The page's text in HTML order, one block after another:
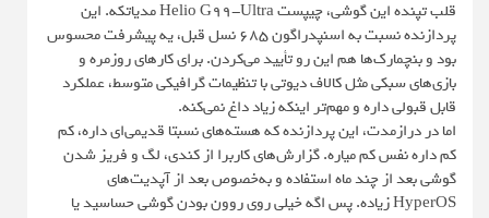
قلب تپنده این گوشی، چیپست Helio G99-Ultra مدیاتکه. این
پردازنده نسبت به اسنپدراگون ۶۸۵ نسل قبل، یه پیشرفت محسوس
بود و بنچمارک‌ها هم این رو تأیید می‌کردن. برای کارهای روزمره و
بازی‌های سبکی مثل کالاف دیوتی با تنظیمات گرافیکی متوسط، عملکرد
قابل قبولی داره و مهم‌تر اینکه زیاد داغ نمی‌کنه.
اما در درازمدت، این پردازنده که هسته‌های نسبتا قدیمی‌ای داره، کم
کم داره نفس کم میاره. گزارش‌های کاربرا از کندی، لگ و فریز شدن
گوشی بعد از چند ماه استفاده و به‌خصوص بعد از آپدیت‌های
HyperOS زیاده. پس اگه خیلی روی روون بودن گوشی حساسید یا